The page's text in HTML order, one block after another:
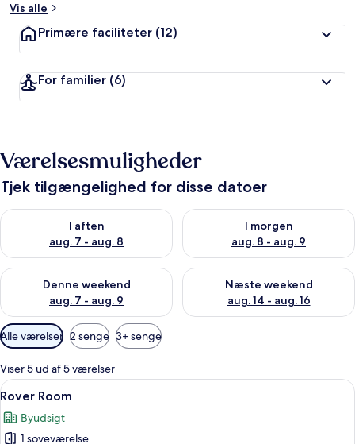
Vis alle
Primære faciliteter (12)
For familier (6)
Værelsesmuligheder
Tjek tilgængelighed for disse datoer
I aften
aug. 7 - aug. 8
Tjek tilgængelighed for i aften aug. 7 - aug. 8
I morgen
aug. 8 - aug. 9
Tjek tilgængelighed for i
Denne weekend
aug. 7 - aug. 9
Tjek tilgængelighed for denne weekend aug. 7 - aug. 9
Næste weekend
aug. 14 - aug. 16
Tjek tilgængelighed for næste
Tilgængelige
filtre
for
værelser
Alle værelser 2 senge 3+ senge
Viser 5 ud af 5 værelser
Indlæs
alle
billeder
Et hotelværelse med to senge, et
5
Rover Room
Byudsigt
1 soveværelse